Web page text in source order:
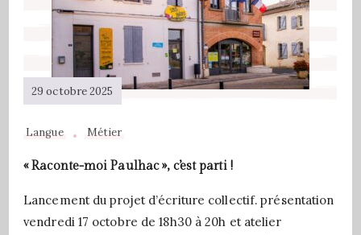
29 octobre 2025
Langue Métier
« Raconte-moi Paulhac », c’est parti !
Lancement du projet d’écriture collectif. présentation
vendredi 17 octobre de 18h30 à 20h et atelier